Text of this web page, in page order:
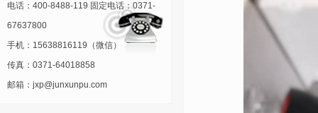
电话：400-8488-119 固定电话：0371-
67637800
手机：15638816119（微信）
传真：0371-64018858
邮箱：jxp@junxunpu.com